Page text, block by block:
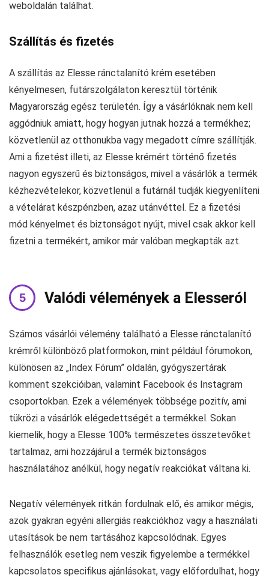
weboldalán találhat.
Szállítás és fizetés
A szállítás az Elesse ránctalanító krém esetében
kényelmesen, futárszolgálaton keresztül történik
Magyarország egész területén. Így a vásárlóknak nem kell
aggódniuk amiatt, hogy hogyan jutnak hozzá a termékhez;
közvetlenül az otthonukba vagy megadott címre szállítják.
Ami a fizetést illeti, az Elesse krémért történő fizetés
nagyon egyszerű és biztonságos, mivel a vásárlók a termék
kézhezvételekor, közvetlenül a futárnál tudják kiegyenlíteni
a vételárat készpénzben, azaz utánvéttel. Ez a fizetési
mód kényelmet és biztonságot nyújt, mivel csak akkor kell
fizetni a termékért, amikor már valóban megkapták azt.
Valódi vélemények a Elesseról
Számos vásárlói vélemény található a Elesse ránctalanító
krémről különböző platformokon, mint például fórumokon,
különösen az „Index Fórum” oldalán, gyógyszertárak
komment szekcióiban, valamint Facebook és Instagram
csoportokban. Ezek a vélemények többsége pozitív, ami
tükrözi a vásárlók elégedettségét a termékkel. Sokan
kiemelik, hogy a Elesse 100% természetes összetevőket
tartalmaz, ami hozzájárul a termék biztonságos
használatához anélkül, hogy negatív reakciókat váltana ki.
Negatív vélemények ritkán fordulnak elő, és amikor mégis,
azok gyakran egyéni allergiás reakciókhoz vagy a használati
utasítások be nem tartásához kapcsolódnak. Egyes
felhasználók esetleg nem veszik figyelembe a termékkel
kapcsolatos specifikus ajánlásokat, vagy előfordulhat, hogy